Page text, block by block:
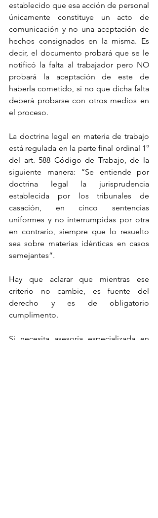
establecido que esa acción de personal
únicamente constituye un acto de
comunicación y no una aceptación de
hechos consignados en la misma. Es
decir, el documento probará que se le
notificó la falta al trabajador pero NO
probará la aceptación de este de
haberla cometido, si no que dicha falta
deberá probarse con otros medios en
el proceso.
La doctrina legal en materia de trabajo
está regulada en la parte final ordinal 1°
del art. 588 Código de Trabajo, de la
siguiente manera: “Se entiende por
doctrina legal la jurisprudencia
establecida por los tribunales de
casación, en cinco sentencias
uniformes y no interrumpidas por otra
en contrario, siempre que lo resuelto
sea sobre materias idénticas en casos
semejantes”.
Hay que aclarar que mientras ese
criterio no cambie, es fuente del
derecho y es de obligatorio
cumplimento.
Si necesita asesoría especializada en